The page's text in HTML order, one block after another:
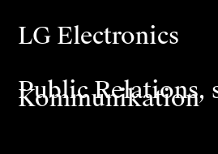
LG Electronics
Public Relations,
Kommunikation